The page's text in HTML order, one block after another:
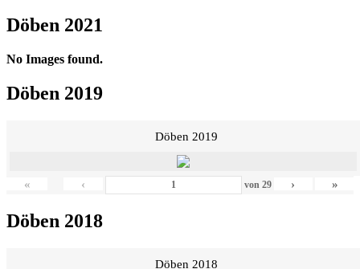
Döben 2021
No Images found.
Döben 2019
Döben 2019
« ‹ von 29 › »
Döben 2018
Döben 2018